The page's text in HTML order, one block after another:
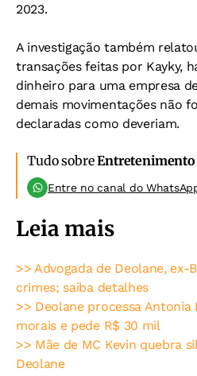
2023.
A investigação também
transações feitas por Kayky,
dinheiro para uma empresa
demais movimentações não
declaradas como deveriam.
Tudo sobreEntretenimento
Entre no canal do
Leia mais
>> Advogada de Deolane, ex-
crimes; saiba detalhes
>> Deolane processa
morais e pede R$ 30 mil
>> Mãe de MC Kevin quebra
Deolane